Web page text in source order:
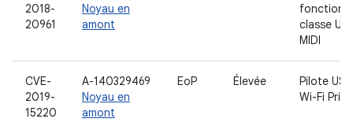
2018-
20961
Noyau en
amont
fonction
classe
MIDI
CVE-
2019-
15220
A-140329469
Noyau en
amont
EoP Élevée
Pilote USB
Wi-Fi